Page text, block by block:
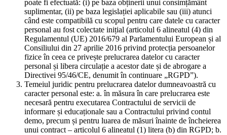
poate fi efectuată: (i) pe baza obținerii unui consimțământ
suplimentar, (ii) pe baza legislației aplicabile sau (iii) atunci
când este compatibilă cu scopul pentru care datele cu caracter
personal au fost colectate inițial (articolul 6 alineatul (4) din
Regulamentul (UE) 2016/679 al Parlamentului European și al
Consiliului din 27 aprilie 2016 privind protecția persoanelor
fizice în ceea ce privește prelucrarea datelor cu caracter
personal și libera circulație a acestor date și de abrogare a
Directivei 95/46/CE, denumit în continuare „RGPD”).
Temeiul juridic pentru prelucrarea datelor dumneavoastră cu
caracter personal este: a. în măsura în care prelucrarea este
necesară pentru executarea Contractului de servicii de
informare și educaționale sau a Contractului privind contul
demo, precum și pentru luarea de măsuri înainte de încheierea
unui contract – articolul 6 alineatul (1) litera (b) din RGPD; b.